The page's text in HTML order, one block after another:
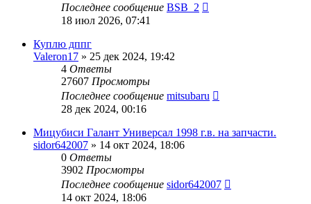
Последнее сообщение BSB_2
18 июл 2026, 07:41
Куплю дппг
Valeron17 » 25 дек 2024, 19:42
4 Ответы
27607 Просмотры
Последнее сообщение mitsubaru
28 дек 2024, 00:16
Мицубиси Галант Универсал 1998 г.в. на запчасти.
sidor642007 » 14 окт 2024, 18:06
0 Ответы
3902 Просмотры
Последнее сообщение sidor642007
14 окт 2024, 18:06